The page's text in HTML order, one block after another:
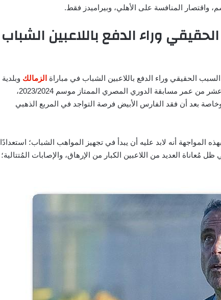
واقتصار المنافسة على الأهلي، وبيراميدز فقط.
وراء الدفع باللاعبين الشباب
الحقيقي وراء الدفع باللاعبين الشباب في مباراة الزمالك وبلدية
المحلة في الجولة المؤجلة من الأسبوع السابع عشر من عمر مسابقة الدوري المصري الممتاز موسم 2023/2024،
بعد أن فقد الفارس الأبيض فرصة التواجد في المربع الذهبي
المواجهة أنه لابد عليه أن يبدأ في تجهيز المواهب الشباب؛ استعدادًا
مُعاناة العديد من اللاعبين الكبار من الإرهاق، والإصابات المُتتالية؛